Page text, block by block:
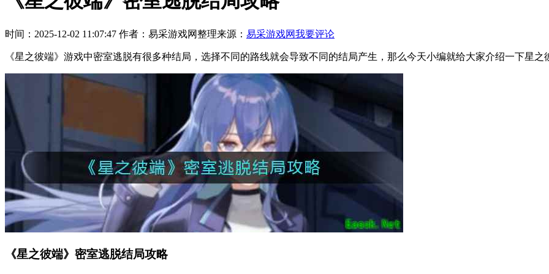
时间：2025-12-02 11:07:47 作者：易采游戏网整理来源： 易采游戏网我要评论
《星之彼端》游戏中密室逃脱有很多种结局，选择不同的路线就会导致不同的结局产生，那么今天小编就给大家介绍一下星
《星之彼端》密室逃脱结局攻略